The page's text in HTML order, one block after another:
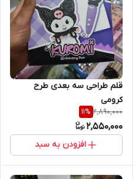
قلم طراحی سه بعدی طرح
کرومی
2,890,000
11%
2,550,000
افزودن به سبد